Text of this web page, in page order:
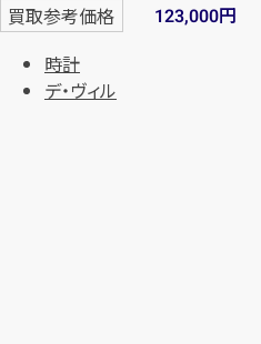
買取参考価格 123,000円
時計
デ・ヴィル